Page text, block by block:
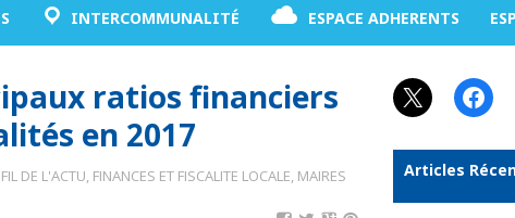
INTERCOMMUNALITÉ ESPACE ADHERENTS
ratios financiers
en 2017
DE L'ACTU, FINANCES ET FISCALITE LOCALE, MAIRES
X
Articles